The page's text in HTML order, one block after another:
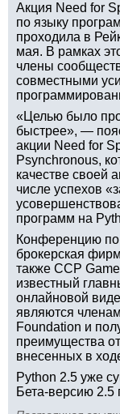
Акция Need for
по языку
проходила в
мая. В рамках
члены
совместными
«Целью было
быстрее», —
акции Need for
Psynchronous,
качестве своей
числе успехов
программ на
Конференцию по
брокерская
также CCP
известный
онлайновой
являются
Foundation и
преимущества
внесенных в
Python 2.5 уже
Бета-версию 2.5